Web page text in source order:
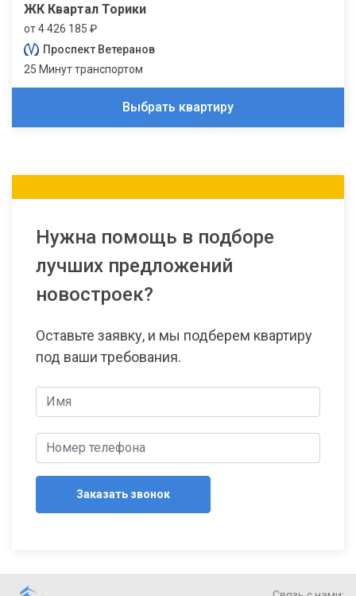
ЖК Квартал Торики
от 4 426 185 ₽
Проспект Ветеранов
25 Минут транспортом
Выбрать квартиру
Нужна помощь в подборе
лучших предложений
новостроек?
Оставьте заявку, и мы подберем квартиру
под ваши требования.
Заказать звонок